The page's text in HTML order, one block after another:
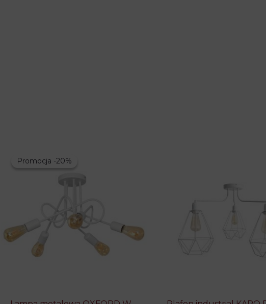
Promocja -20%
Promocja -20%